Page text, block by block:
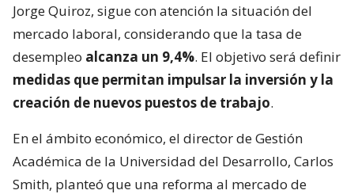
Jorge Quiroz, sigue con atención la situación del
mercado laboral, considerando que la tasa de
desempleo alcanza un 9,4%. El objetivo será definir
medidas que permitan impulsar la inversión y la
creación de nuevos puestos de trabajo.
En el ámbito económico, el director de Gestión
Académica de la Universidad del Desarrollo, Carlos
Smith, planteó que una reforma al mercado de